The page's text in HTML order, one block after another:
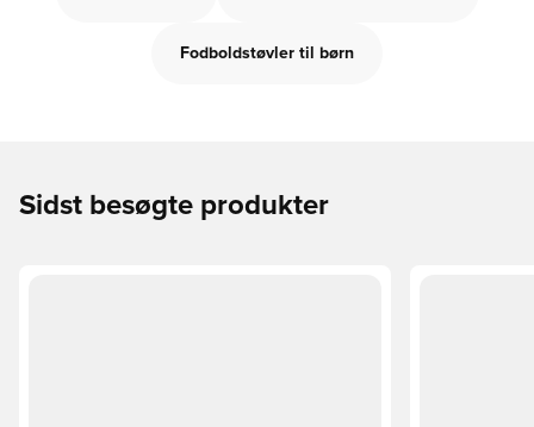
Fodboldstøvler til børn
Sidst besøgte produkter